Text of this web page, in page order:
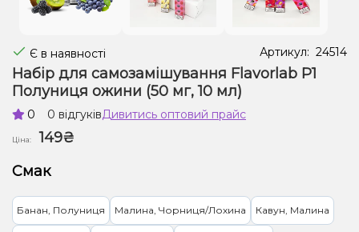
Є в наявності Артикул: 24514
Набір для самозамішування Flavorlab Р1
Полуниця ожини (50 мг, 10 мл)
0 0 відгуківДивитись оптовий прайс
Ціна:
149₴
Смак
Банан, Полуниця Малина, Чорниця/Лохина Кавун, Малина